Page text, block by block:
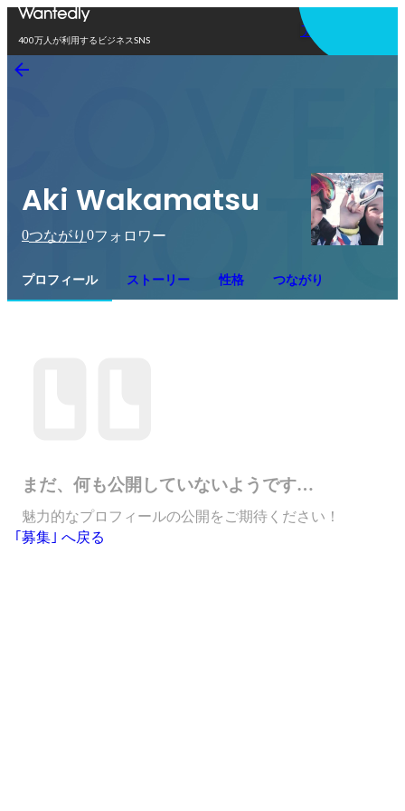
400万人が利用するビジネスSNS
アプリを使う
Aki Wakamatsu
0つながり 0フォロワー
プロフィール ストーリー 性格 つながり
まだ、何も公開していないようです…
魅力的なプロフィールの公開をご期待ください！
｢募集｣ へ戻る